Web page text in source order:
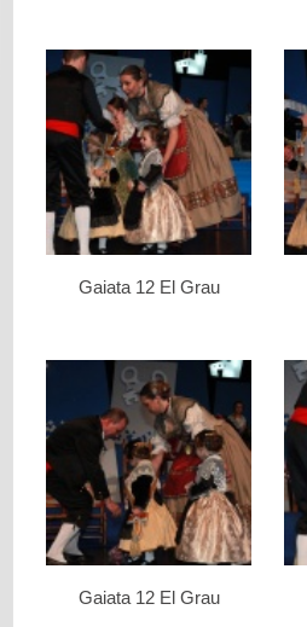
Gaiata 12 El Grau
Gaiata 12 El Grau